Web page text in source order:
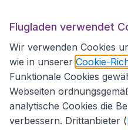
Folgen Sie uns:
Flugladen verwendet
Wir verwenden Cookies
wie in unserer Cookie-
Funktionale Cookies
Webseiten
analytische Cookies die
verbessern. Drittanbieter (